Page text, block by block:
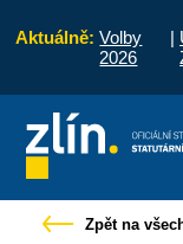
Aktuálně: Volby
2026
|
vyřídit
Zpět na